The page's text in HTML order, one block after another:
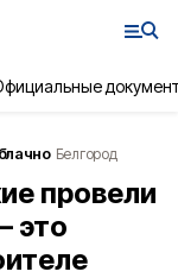
Белгород
провели
это